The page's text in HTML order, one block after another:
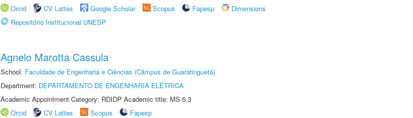
Orcid
CV Lattes Google Scholar Scopus Fapesp
Dimensions
Repositório Institucional UNESP
Agnelo Marotta Cassula
School: Faculdade de Engenharia e Ciências (Câmpus de Guaratinguetá)
Department: DEPARTAMENTO DE ENGENHARIA ELÉTRICA
Academic Appointment Category: RDIDP Academic title: MS-5.3
Orcid
CV Lattes Scopus
Fapesp